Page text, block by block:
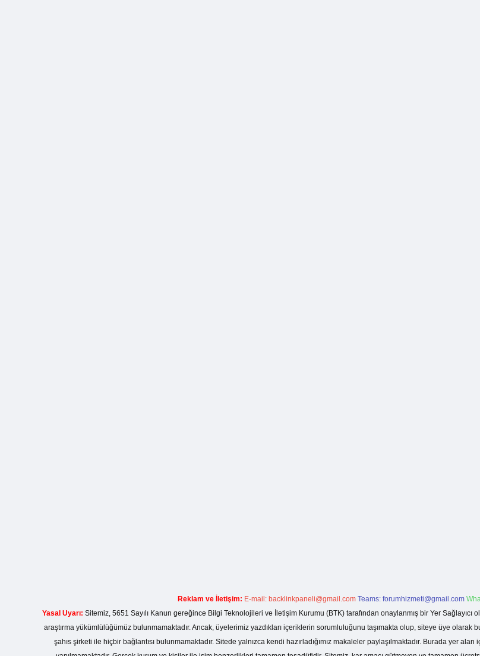
Reklam ve İletişim: E-mail: backlinkpaneli@gmail.com Teams: forumhizmeti@gmail.com
Yasal Uyarı: Sitemiz, 5651 Sayılı Kanun gereğince Bilgi Teknolojileri ve İletişim Kurumu (BTK) tarafından onaylanmış bir Yer
araştırma yükümlülüğümüz bulunmamaktadır. Ancak, üyelerimiz yazdıkları içeriklerin sorumluluğunu taşımakta olup, siteye üye
şahıs şirketi ile hiçbir bağlantısı bulunmamaktadır. Sitede yalnızca kendi hazırladığımız makaleler paylaşılmaktadır. Burada yer